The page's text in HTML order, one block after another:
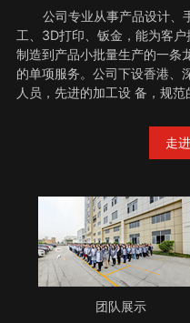
公司专业从事产品设计、
工、3D打印、钣金，能为客
制造到产品小批量生产的一条
的单项服务。公司下设香港、
人员，先进的加工设 备，规范
走
团队展示